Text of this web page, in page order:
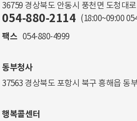
36759 경상북도 안동시 풍천면 도청대
054-880-2114 (18:00~09:00
팩스 054-880-4999
동부청사
37563 경상북도 포항시 북구 흥해읍 동
행복콜센터